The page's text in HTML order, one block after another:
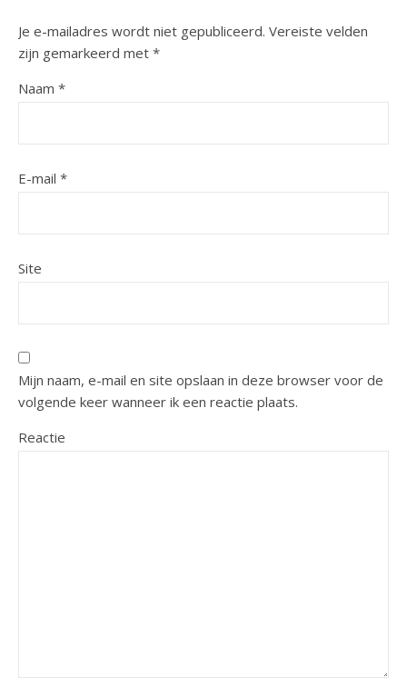
Je e-mailadres wordt niet gepubliceerd. Vereiste velden
zijn gemarkeerd met *
Naam *
E-mail *
Site
Mijn naam, e-mail en site opslaan in deze browser voor de
volgende keer wanneer ik een reactie plaats.
Reactie